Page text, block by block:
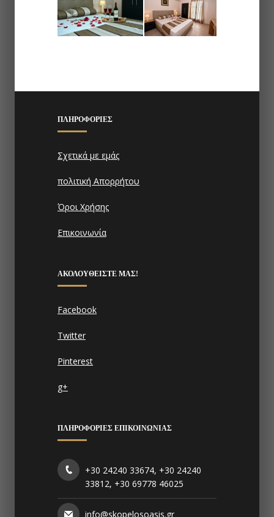
ΠΛΗΡΟΦΟΡΊΕΣ
Σχετικά με εμάς
πολιτική Απορρήτου
Όροι Χρήσης
Επικοινωνία
ΑΚΟΛΟΥΘΕΊΣΤΕ ΜΑΣ!
Facebook
Twitter
Pinterest
g+
ΠΛΗΡΟΦΟΡΊΕΣ ΕΠΙΚΟΙΝΩΝΊΑΣ
+30 24240 33674, +30 24240
33812, +30 69778 46025
info@skopelosoasis.gr